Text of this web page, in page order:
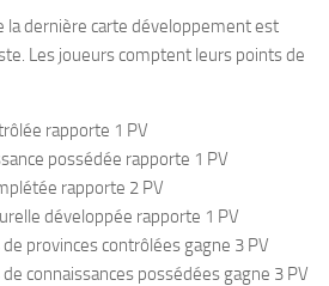
la dernière carte développement est
Les joueurs comptent leurs points de
rapporte 1 PV
possédée rapporte 1 PV
rapporte 2 PV
développée rapporte 1 PV
provinces contrôlées gagne 3 PV
connaissances possédées gagne 3 PV